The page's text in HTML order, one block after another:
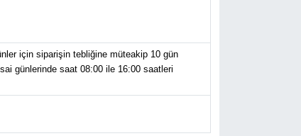
için siparişin tebliğine müteakip 10 gün
günlerinde saat 08:00 ile 16:00 saatleri